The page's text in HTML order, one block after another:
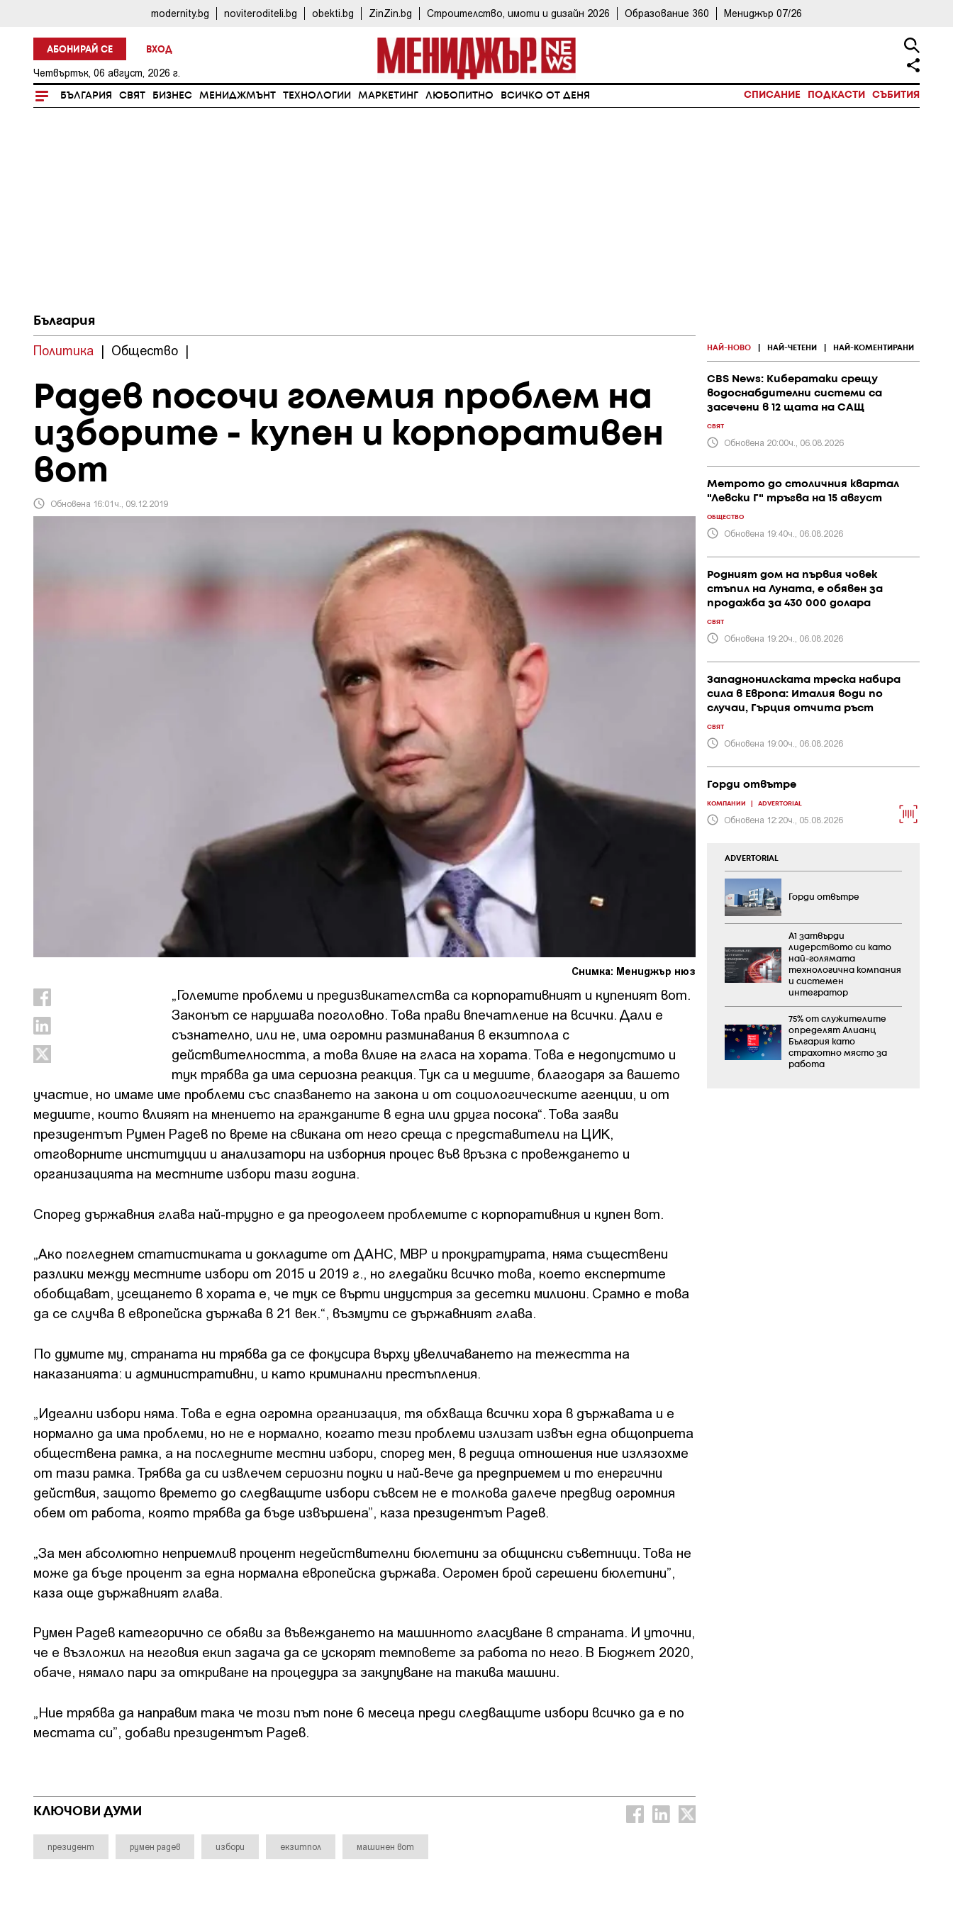
modernity.bg noviteroditeli.bg obekti.bg ZinZin.bg Строителство, имоти и дизайн 2026 Образование 360 Мениджър 07/26
АБОНИРАЙ СЕ ВХОД
Четвъртък, 06 август, 2026 г.
БЪЛГАРИЯ СВЯТ БИЗНЕС МЕНИДЖМЪНТ ТЕХНОЛОГИИ МАРКЕТИНГ ЛЮБОПИТНО ВСИЧКО ОТ ДЕНЯ СПИСАНИЕ ПОДКАСТИ СЪБИТИЯ
България
Политика | Общество |
Радев посочи големия проблем на
изборите - купен и корпоративен
вот
Обновена 16:01ч., 09.12.2019
Снимка: Мениджър нюз
„Големите проблеми и предизвикателства са корпоративният и купеният вот.
Законът се нарушава поголовно. Това прави впечатление на всички. Дали е
съзнателно, или не, има огромни разминавания в екзитпола с
действителността, а това влияе на гласа на хората. Това е недопустимо и
тук трябва да има сериозна реакция. Тук са и медиите, благодаря за вашето
участие, но имаме име проблеми със спазването на закона и от социологическите агенции, и от
медиите, които влияят на мнението на гражданите в една или друга посока“. Това заяви
президентът Румен Радев по време на свикана от него среща с представители на ЦИК,
отговорните институции и анализатори на изборния процес във връзка с провеждането и
организацията на местните избори тази година.
Според държавния глава най-трудно е да преодолеем проблемите с корпоративния и купен вот.
„Ако погледнем статистиката и докладите от ДАНС, МВР и прокуратурата, няма съществени
разлики между местните избори от 2015 и 2019 г., но гледайки всичко това, което експертите
обобщават, усещането в хората е, че тук се върти индустрия за десетки милиони. Срамно е това
да се случва в европейска държава в 21 век.“, възмути се държавният глава.
По думите му, страната ни трябва да се фокусира върху увеличаването на тежестта на
наказанията: и административни, и като криминални престъпления.
„Идеални избори няма. Това е една огромна организация, тя обхваща всички хора в държавата и е
нормално да има проблеми, но не е нормално, когато тези проблеми излизат извън една общоприета
обществена рамка, а на последните местни избори, според мен, в редица отношения ние излязохме
от тази рамка. Трябва да си извлечем сериозни поуки и най-вече да предприемем и то енергични
действия, защото времето до следващите избори съвсем не е толкова далече предвид огромния
обем от работа, която трябва да бъде извършена”, каза президентът Радев.
„За мен абсолютно неприемлив процент недействителни бюлетини за общински съветници. Това не
може да бъде процент за една нормална европейска държава. Огромен брой сгрешени бюлетини”,
каза още държавният глава.
Румен Радев категорично се обяви за въвеждането на машинното гласуване в страната. И уточни,
че е възложил на неговия екип задача да се ускорят темповете за работа по него. В Бюджет 2020,
обаче, нямало пари за откриване на процедура за закупуване на такива машини.
„Ние трябва да направим така че този път поне 6 месеца преди следващите избори всичко да е по
местата си”, добави президентът Радев.
КЛЮЧОВИ ДУМИ
президент румен радев избори екзитпол машинен вот
НАЙ-НОВО НАЙ-ЧЕТЕНИ НАЙ-КОМЕНТИРАНИ
CBS News: Кибератаки срещу
водоснабдителни системи са
засечени в 12 щата на САЩ
СВЯТ
Обновена 20:00ч., 06.08.2026
Метрото до столичния квартал
"Левски Г" тръгва на 15 август
ОБЩЕСТВО
Обновена 19:40ч., 06.08.2026
Родният дом на първия човек
стъпил на Луната, е обявен за
продажба за 430 000 долара
СВЯТ
Обновена 19:20ч., 06.08.2026
Западнонилската треска набира
сила в Европа: Италия води по
случаи, Гърция отчита ръст
СВЯТ
Обновена 19:00ч., 06.08.2026
Горди отвътре
КОМПАНИИ ADVERTORIAL
Обновена 12:20ч., 05.08.2026
ADVERTORIAL
Горди отвътре
А1 затвърди
лидерството си като
най-голямата
технологична компания
и системен
интегратор
75% от служителите
определят Алианц
България като
страхотно място за
работа